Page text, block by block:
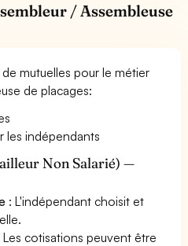
/ Assembleuse
mutuelles pour le métier
de placages:
les indépendants
Non Salarié) —
: L'indépendant choisit et
Les cotisations peuvent être